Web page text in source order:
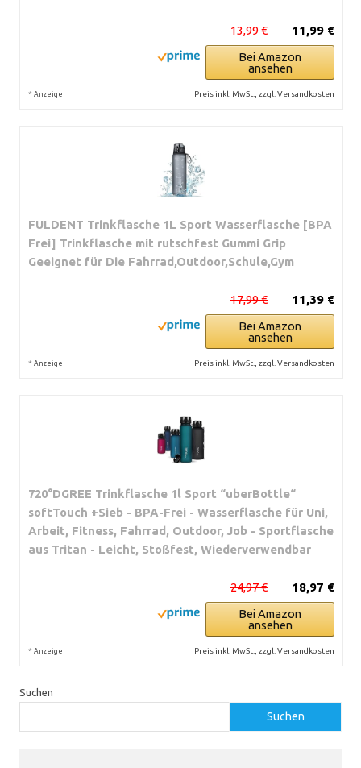
11,99 €
13,99 €
Bei Amazon
ansehen
* Anzeige Preis inkl. MwSt., zzgl. Versandkosten
FULDENT Trinkflasche 1L Sport Wasserflasche [BPA
Frei] Trinkflasche mit rutschfest Gummi Grip
Geeignet für Die Fahrrad,Outdoor,Schule,Gym
11,39 €
17,99 €
Bei Amazon
ansehen
* Anzeige Preis inkl. MwSt., zzgl. Versandkosten
720°DGREE Trinkflasche 1l Sport “uberBottle“
softTouch +Sieb - BPA-Frei - Wasserflasche für Uni,
Arbeit, Fitness, Fahrrad, Outdoor, Job - Sportflasche
aus Tritan - Leicht, Stoßfest, Wiederverwendbar
18,97 €
24,97 €
Bei Amazon
ansehen
* Anzeige Preis inkl. MwSt., zzgl. Versandkosten
Suchen
Suchen